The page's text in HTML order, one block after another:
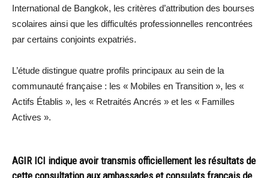
International de Bangkok, les critères d’attribution des bourses
scolaires ainsi que les difficultés professionnelles rencontrées
par certains conjoints expatriés.
L’étude distingue quatre profils principaux au sein de la
communauté française : les « Mobiles en Transition », les «
Actifs Établis », les « Retraités Ancrés » et les « Familles
Actives ».
AGIR ICI indique avoir transmis officiellement les résultats de
cette consultation aux ambassades et consulats français de